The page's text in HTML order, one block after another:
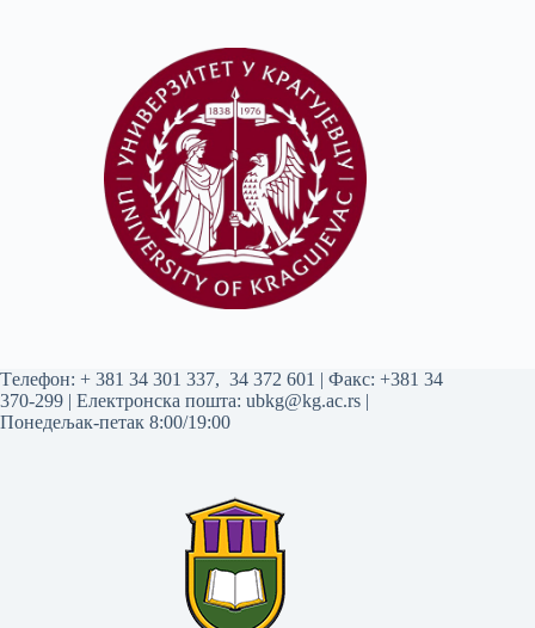
Tелефон: + 381 34 301 337, 34 372 601 | Факс: +381 34
370-299 | Електронска пошта: ubkg@kg.ac.rs |
Понедељак-петак 8:00/19:00